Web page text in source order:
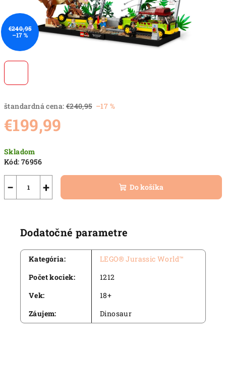
štandardná cena: €240,95 –17 %
€199,99
cena:
Skladom
Kód: 76956
+
− Do košíka
€240,95
–17 %
Dodatočné parametre
Kategória:
LEGO® Jurassic World™
Počet kociek:
1212
Vek:
18+
Záujem: Dinosaur